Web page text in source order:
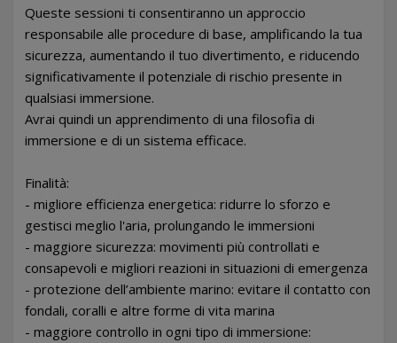
Queste sessioni ti consentiranno un approccio
responsabile alle procedure di base, amplificando la tua
sicurezza, aumentando il tuo divertimento, e riducendo
significativamente il potenziale di rischio presente in
qualsiasi immersione.
Avrai quindi un apprendimento di una filosofia di
immersione e di un sistema efficace.
Finalità:
- migliore efficienza energetica: ridurre lo sforzo e
gestisci meglio l'aria, prolungando le immersioni
- maggiore sicurezza: movimenti più controllati e
consapevoli e migliori reazioni in situazioni di emergenza
- protezione dell’ambiente marino: evitare il contatto con
fondali, coralli e altre forme di vita marina
- maggiore controllo in ogni tipo di immersione: